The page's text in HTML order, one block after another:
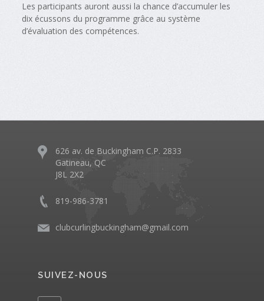
Les participants auront aussi la chance d’accumuler les
dix écussons du programme grâce au système
d’évaluation des compétences.
626 av. de Buckingham C.P. 2833
Gatineau, QC
J8L 2X2
819-986-3781
clubcurlingbuckingham@gmail.com
SUIVEZ-NOUS